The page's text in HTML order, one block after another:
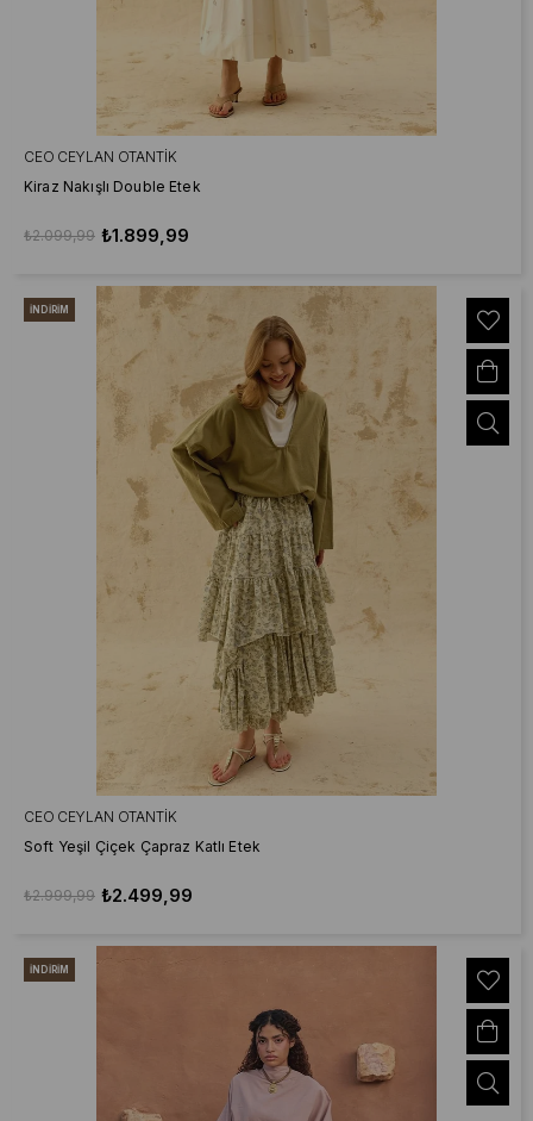
CEO CEYLAN OTANTIK
Kiraz Nakışlı Double Etek
₺1.899,99
₺2.099,99
CEO CEYLAN OTANTIK
Soft Yeşil Çiçek Çapraz Katlı Etek
₺2.499,99
₺2.999,99
İNDIRIM
İNDIRIM